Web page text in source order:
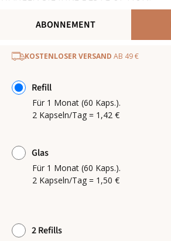
ABONNEMENT
KOSTENLOSER VERSAND AB 49 €
Refill
Für 1 Monat (60 Kaps.).
2 Kapseln/Tag = 1,42 €
Glas
Für 1 Monat (60 Kaps.).
2 Kapseln/Tag = 1,50 €
2 Refills